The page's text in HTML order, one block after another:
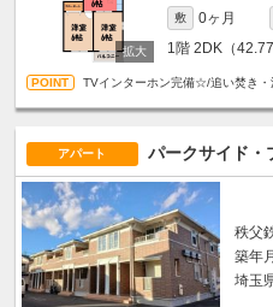
敷 0ヶ月
1階 2DK（
TVインターホン完備☆/追い焚き・
アパート パークサイド・
秩父
築年
埼玉